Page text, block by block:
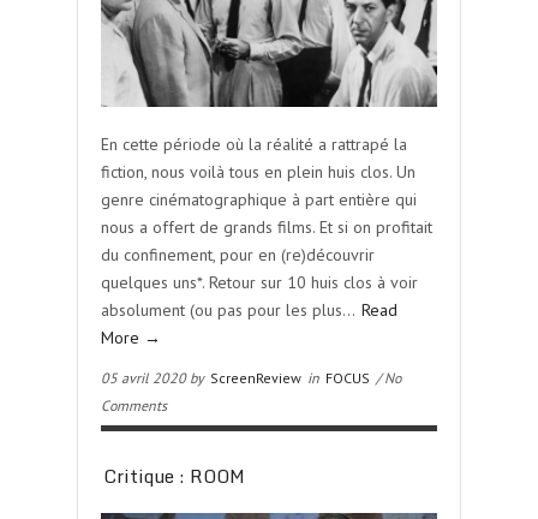
En cette période où la réalité a rattrapé la
fiction, nous voilà tous en plein huis clos. Un
genre cinématographique à part entière qui
nous a offert de grands films. Et si on profitait
du confinement, pour en (re)découvrir
quelques uns*. Retour sur 10 huis clos à voir
absolument (ou pas pour les plus… Read
More →
05 avril 2020 by ScreenReview in FOCUS / No
Comments
Critique : ROOM